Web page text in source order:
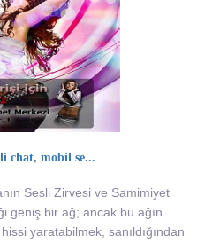
chat, mobil se...
Sesli Zirvesi ve Samimiyet
geniş bir ağ; ancak bu ağın
yaratabilmek, sanıldığından